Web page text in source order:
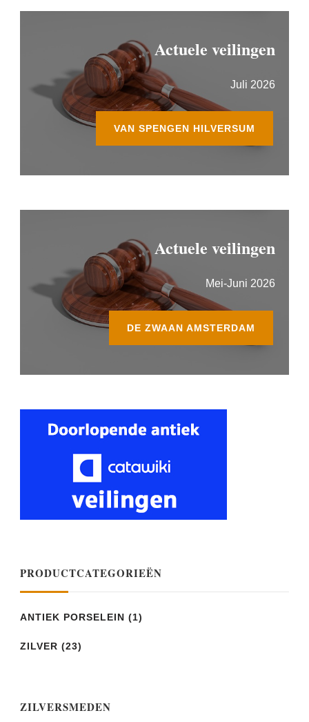
Actuele veilingen
Juli 2026
VAN SPENGEN HILVERSUM
Actuele veilingen
Mei-Juni 2026
DE ZWAAN AMSTERDAM
PRODUCTCATEGORIEËN
ANTIEK PORSELEIN (1)
ZILVER (23)
ZILVERSMEDEN